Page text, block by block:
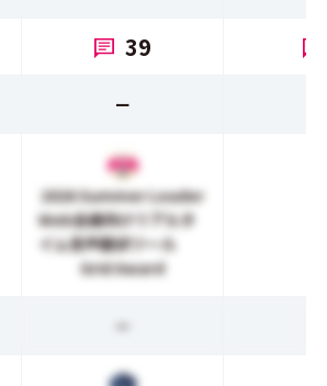
39
ー
2026 Summer Leader
Web会議向けリアルタ
イム音声翻訳ツール
Grid Award
ー